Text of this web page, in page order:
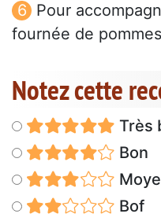
Pour
fournée de
Notez cette
Très
Bon
Bof